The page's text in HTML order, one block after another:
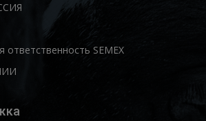
ответственность SEMEX